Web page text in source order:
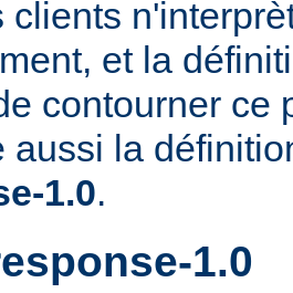
clients
et la
contourner ce
aussi la
1.0.
1.0